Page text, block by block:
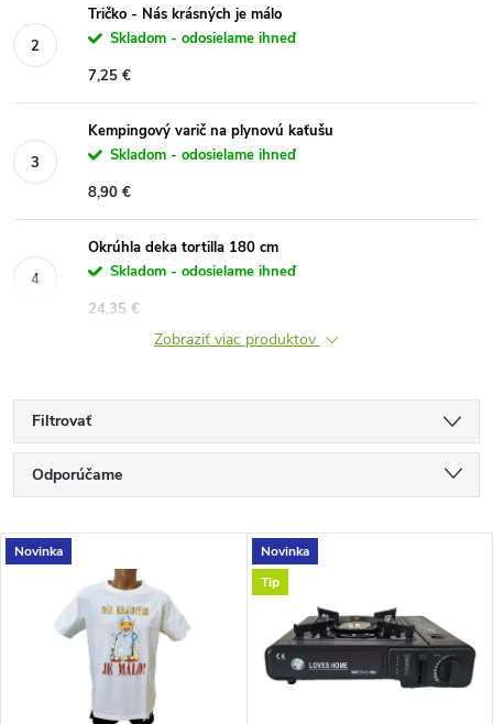
Tričko - Nás krásných je málo
Skladom - odosielame ihneď
7,25 €
Kempingový varič na plynovú kaťušu
Skladom - odosielame ihneď
8,90 €
Okrúhla deka tortilla 180 cm
Skladom - odosielame ihneď
24,35 €
Zobraziť viac produktov
Filtrovať
R
a
Odporúčame
Najdrahšie
Najpredávanejšie
Abecedne
V
Novinka
Novinka
Tip